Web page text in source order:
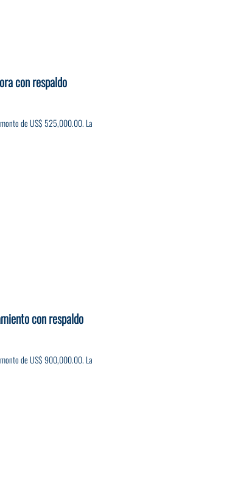
con respaldo
de US$ 525,000.00. La
con respaldo
de US$ 900,000.00. La